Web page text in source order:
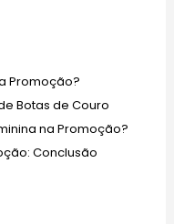
Promoção?
Botas de Couro
na Promoção?
Conclusão